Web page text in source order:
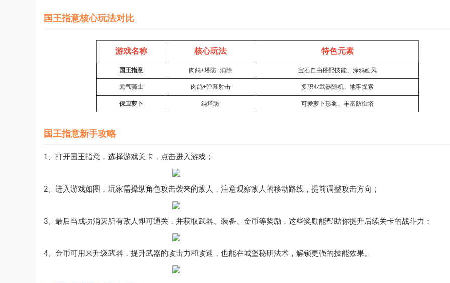
国王指意核心玩法对比
游戏名称 核心玩法 特色元素
国王指意 肉鸽+塔防+消除 宝石自由搭配技能、涂鸦画风
元气骑士 肉鸽+弹幕射击 多职业武器随机、地牢探索
保卫萝卜 纯塔防 可爱萝卜形象、丰富防御塔
国王指意新手攻略
1、打开国王指意，选择游戏关卡，点击进入游戏；
2、进入游戏如图，玩家需操纵角色攻击袭来的敌人，注意观察敌人的移动路线，提前调整攻击方向；
3、最后当成功消灭所有敌人即可通关，并获取武器、装备、金币等奖励，这些奖励能帮助你提升后续关卡的战斗力；
4、金币可用来升级武器，提升武器的攻击力和攻速，也能在城堡秘研法术，解锁更强的技能效果。